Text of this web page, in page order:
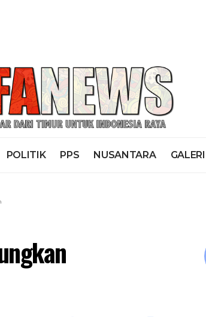
POLITIK PPS NUSANTARA GALERI